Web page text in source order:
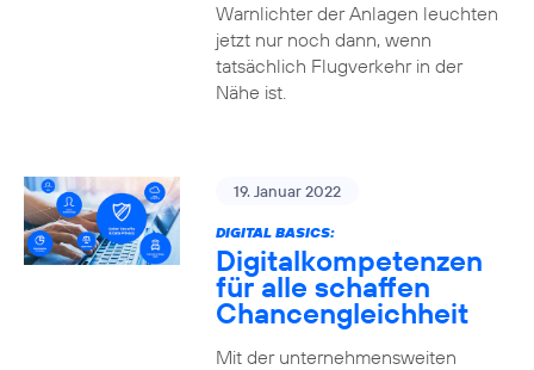
Warnlichter der Anlagen leuchten
jetzt nur noch dann, wenn
tatsächlich Flugverkehr in der
Nähe ist.
19. Januar 2022
DIGITAL BASICS:
Digitalkompetenzen
für alle schaffen
Chancengleichheit
Mit der unternehmensweiten